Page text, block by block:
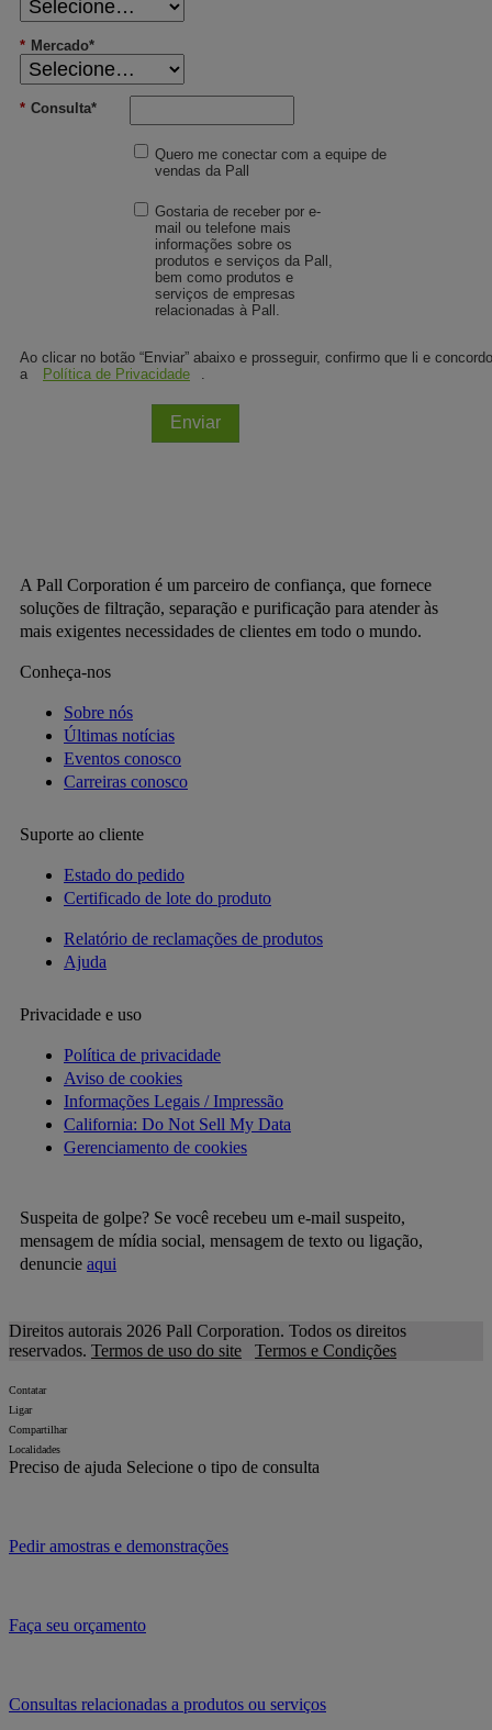
* Mercado*
* Consulta*
Quero me conectar com a equipe de
vendas da Pall
Gostaria de receber por e-
mail ou telefone mais
informações sobre os
produtos e serviços da Pall,
bem como produtos e
serviços de empresas
relacionadas à Pall.
Ao clicar no botão “Enviar” abaixo e prosseguir, confirmo que li e
a
Política de Privacidade .
Enviar
A Pall Corporation é um parceiro de confiança, que fornece
soluções de filtração, separação e purificação para atender às
mais exigentes necessidades de clientes em todo o mundo.
Conheça-nos
Sobre nós
Últimas notícias
Eventos conosco
Carreiras conosco
Suporte ao cliente
Estado do pedido
Certificado de lote do produto
Relatório de reclamações de produtos
Ajuda
Privacidade e uso
Política de privacidade
Aviso de cookies
Informações Legais / Impressão
California: Do Not Sell My Data
Gerenciamento de cookies
Suspeita de golpe? Se você recebeu um e-mail suspeito,
mensagem de mídia social, mensagem de texto ou ligação,
denuncie aqui
Direitos autorais 2026 Pall Corporation. Todos os direitos
reservados. Termos de uso do site Termos e Condições
Contatar
Ligar
Compartilhar
Localidades
Preciso de ajuda Selecione o tipo de consulta
Pedir amostras e demonstrações
Faça seu orçamento
Consultas relacionadas a produtos ou serviços